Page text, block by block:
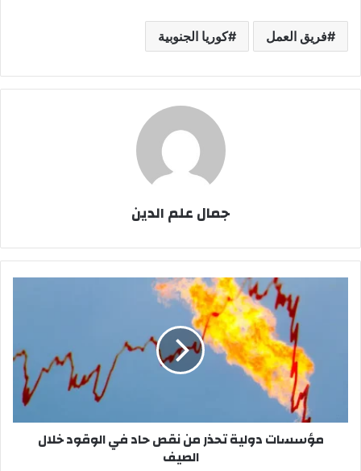
فريق العمل كوريا الجنوبية
جمال علم الدين
خلال
الصيفمؤسسات دولية تحذر من نقص حاد في الوقود خلال
الصيف